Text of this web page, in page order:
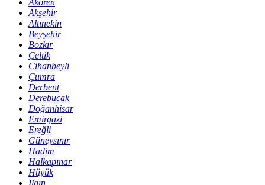
Akşehir
Altınekin
Beyşehir
Bozkır
Çeltik
Cihanbeyli
Çumra
Derbent
Derebucak
Doğanhisar
Emirgazi
Ereğli
Güneysınır
Hadim
Halkapınar
Hüyük
Ilgın